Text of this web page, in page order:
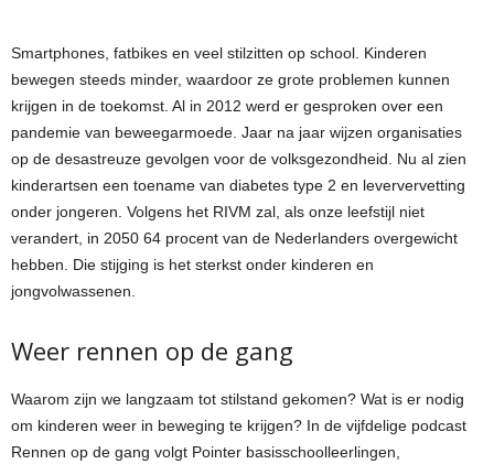
Smartphones, fatbikes en veel stilzitten op school. Kinderen
bewegen steeds minder, waardoor ze grote problemen kunnen
krijgen in de toekomst. Al in 2012 werd er gesproken over een
pandemie van beweegarmoede. Jaar na jaar wijzen organisaties
op de desastreuze gevolgen voor de volksgezondheid. Nu al zien
kinderartsen een toename van diabetes type 2 en leververvetting
onder jongeren. Volgens het RIVM zal, als onze leefstijl niet
verandert, in 2050 64 procent van de Nederlanders overgewicht
hebben. Die stijging is het sterkst onder kinderen en
jongvolwassenen.
Weer rennen op de gang
Waarom zijn we langzaam tot stilstand gekomen? Wat is er nodig
om kinderen weer in beweging te krijgen? In de vijfdelige podcast
Rennen op de gang volgt Pointer basisschoolleerlingen,